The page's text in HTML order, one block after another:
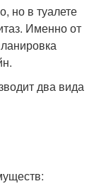
но в туалете
Именно от
два вида